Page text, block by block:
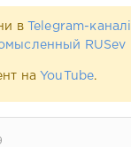
в Telegram-каналі
RUSev
на YouTube.